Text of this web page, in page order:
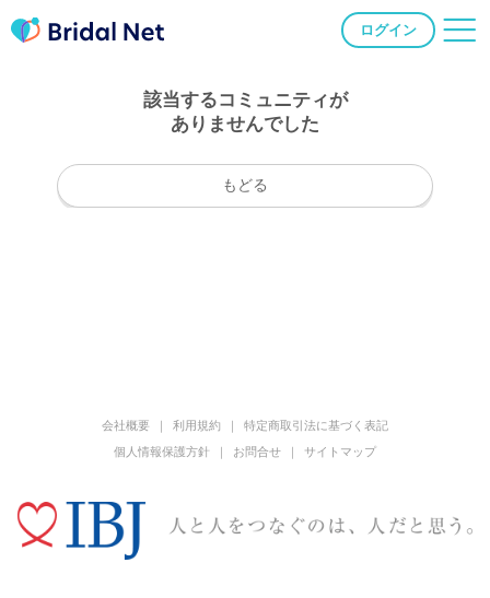
ログイン
該当するコミュニティが
ありませんでした
もどる
会社概要 利用規約
特定商取引法に基づく表記
個人情報保護方針
お問合せ サイトマップ